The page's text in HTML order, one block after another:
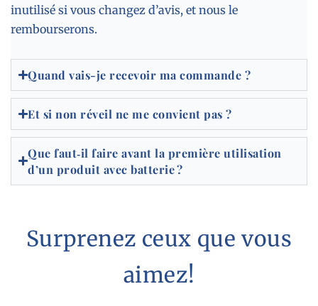
inutilisé si vous changez d’avis, et nous le
rembourserons.
Quand vais-je recevoir ma commande ?
Et si non réveil ne me convient pas ?
Que faut‑il faire avant la première utilisation
d’un produit avec batterie ?
Surprenez ceux que vous
aimez!